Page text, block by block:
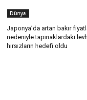
Dünya
Japonya’da artan bakır
nedeniyle tapınaklardaki
hırsızların hedefi oldu